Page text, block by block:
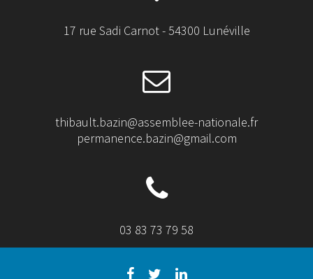
17 rue Sadi Carnot - 54300 Lunéville
thibault.bazin@assemblee-nationale.fr
permanence.bazin@gmail.com
03 83 73 79 58